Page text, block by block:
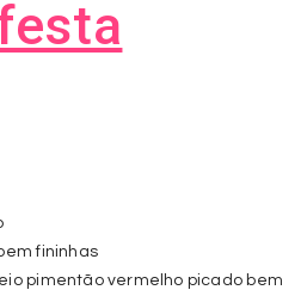
fininhas
pimentão vermelho picado bem